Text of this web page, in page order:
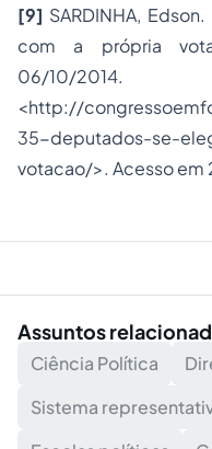
[9] SARDINHA, Edson.
com a própria
06/10/
<http://
35-deputados-se-
votacao/>. Acesso
Assuntos
Ciência Política
Sistema